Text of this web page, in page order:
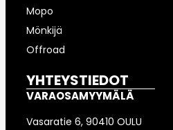
Mopo
Mönkijä
Offroad
YHTEYSTIEDOT
VARAOSAMYYMÄLÄ
Vasaratie 6, 90410 OULU